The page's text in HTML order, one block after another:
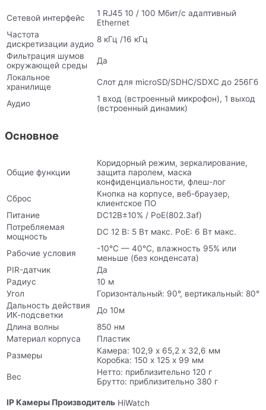
Сетевой интерфейс
1 RJ45 10 / 100 Мбит/с адаптивный
Ethernet
Частота
дискретизации аудио 8 кГц /16 кГц
Фильтрация шумов
окружающей среды
Да
Локальное
хранилище
Слот для microSD/SDHC/SDXC до 256Гб
Аудио
1 вход (встроенный микрофон), 1 выход
(встроенный динамик)
Основное
Общие функции
Коридорный режим, зеркалирование,
защита паролем, маска
конфиденциальности, флеш-лог
Сброс
Кнопка на корпусе, веб-браузер,
клиентское ПО
Питание
DC12В±10% / PoE(802.3af)
Потребляемая
мощность
DC 12 В: 5 Вт макс. PoE: 6 Вт макс.
Рабочие условия
-10°С — 40°С, влажность 95% или
меньше (без конденсата)
PIR-датчик
Да
Радиус
10 м
Угол
Горизонтальный: 90°, вертикальный: 80°
Дальность действия
ИК-подсветки
До 10м
Длина волны
850 нм
Материал корпуса
Пластик
Размеры
Камера: 102,9 х 65,2 х 32,6 мм
Коробка: 150 х 125 х 99 мм
Вес
Нетто: приблизительно 120 г
Брутто: приблизительно 380 г
IP Камеры Производитель HiWatch